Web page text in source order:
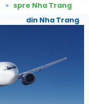
» spre Nha Trang
din Nha Trang